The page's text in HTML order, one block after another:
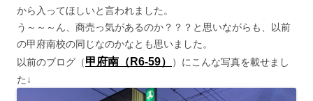
から入ってほしいと言われました。
う～～～ん、商売っ気があるのか？？？と思いながらも、以前
の甲府南校の同じなのかなとも思いました。
以前のブログ（甲府南（R6-59）
）にこんな写真を載せまし
た↓